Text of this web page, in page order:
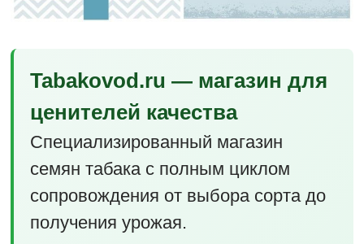
Tabakovod.ru — магазин для
ценителей качества
Специализированный магазин
семян табака с полным циклом
сопровождения от выбора сорта до
получения урожая.